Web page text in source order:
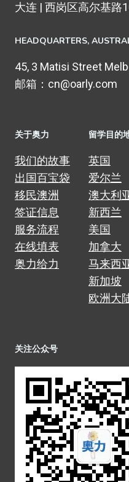
大连 | 西岗区高尔基路
HEADQUARTERS​,
45, 3 Matisi Street
邮箱：cn@oarly.com
关于奥力
我们的故事
出国百宝袋
移民澳洲
签证信息
服务流程
在线填表
奥力给力
留学目的
英国
爱尔兰
澳大利
新西兰
美国
加拿大
马来西
新加坡
欧洲大
关注公众号